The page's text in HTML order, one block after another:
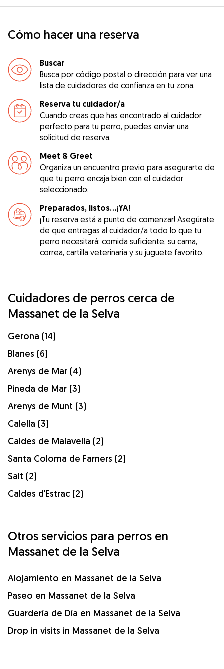
Cómo hacer una reserva
Buscar
Busca por código postal o dirección para ver una
lista de cuidadores de confianza en tu zona.
Reserva tu cuidador/a
Cuando creas que has encontrado al cuidador
perfecto para tu perro, puedes enviar una
solicitud de reserva.
Meet & Greet
Organiza un encuentro previo para asegurarte de
que tu perro encaja bien con el cuidador
seleccionado.
Preparados, listos...¡YA!
¡Tu reserva está a punto de comenzar! Asegúrate
de que entregas al cuidador/a todo lo que tu
perro necesitará: comida suficiente, su cama,
correa, cartilla veterinaria y su juguete favorito.
Cuidadores de perros cerca de
Massanet de la Selva
Gerona (14)
Blanes (6)
Arenys de Mar (4)
Pineda de Mar (3)
Arenys de Munt (3)
Calella (3)
Caldes de Malavella (2)
Santa Coloma de Farners (2)
Salt (2)
Caldes d'Estrac (2)
Otros servicios para perros en
Massanet de la Selva
Alojamiento en Massanet de la Selva
Paseo en Massanet de la Selva
Guardería de Día en Massanet de la Selva
Drop in visits in Massanet de la Selva